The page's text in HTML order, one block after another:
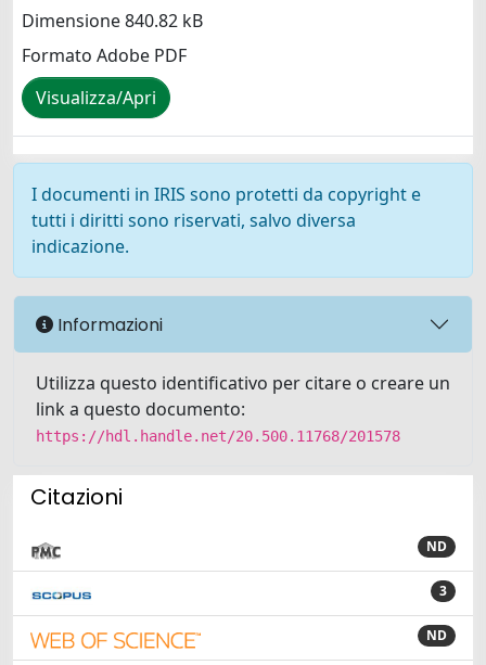
Dimensione 840.82 kB
Formato Adobe PDF
Visualizza/Apri
I documenti in IRIS sono protetti da copyright e
tutti i diritti sono riservati, salvo diversa
indicazione.
Informazioni
Utilizza questo identificativo per citare o creare un
link a questo documento:
https://hdl.handle.net/20.500.11768/201578
Citazioni
ND
3
ND